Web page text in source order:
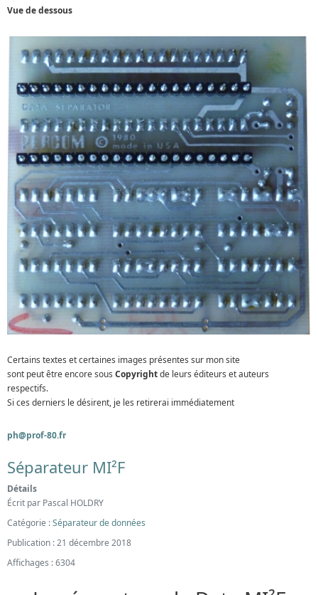
Vue de dessous
Certains textes et certaines images présentes sur mon site
sont peut être encore sous Copyrightde leurs éditeurs et auteurs
respectifs.
Si ces derniers le désirent, je les retirerai immédiatement
ph@prof-80.fr
Séparateur MI²F
Détails
Écrit par Pascal HOLDRY
Catégorie :Séparateur de données
Publication : 21 décembre 2018
Affichages : 6304